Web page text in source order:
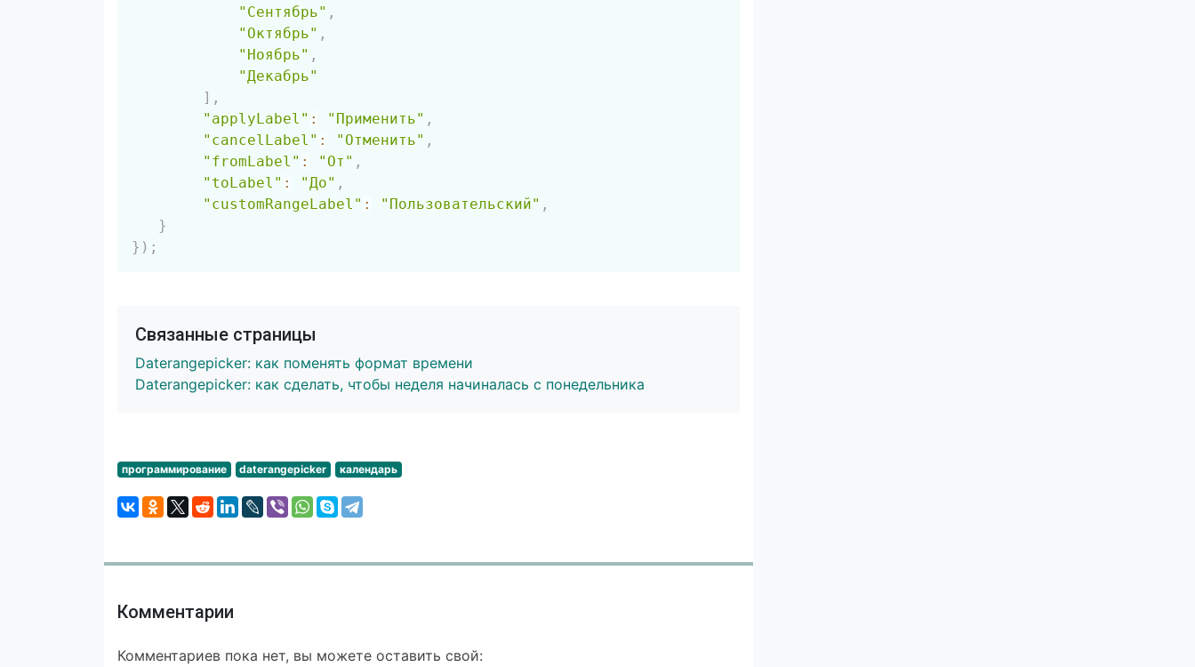
"Сентябрь" ,
"Октябрь" ,
"Ноябрь" ,
"Декабрь"
] ,
"applyLabel" : "Применить" ,
"cancelLabel" : "Отменить" ,
"fromLabel" : "От" ,
"toLabel" : "До" ,
"customRangeLabel" : "Пользовательский" ,
}
} ) ;
Связанные страницы
Daterangepicker: как поменять формат времени
Daterangepicker: как сделать, чтобы неделя начиналась с понедельника
программирование daterangepicker календарь
Комментарии
Комментариев пока нет, вы можете оставить свой: